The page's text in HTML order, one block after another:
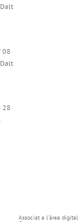
08
28
Associat a l'àrea digital